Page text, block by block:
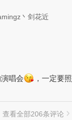
丶剑花近
唱会
，一定要
查看全部206条评论